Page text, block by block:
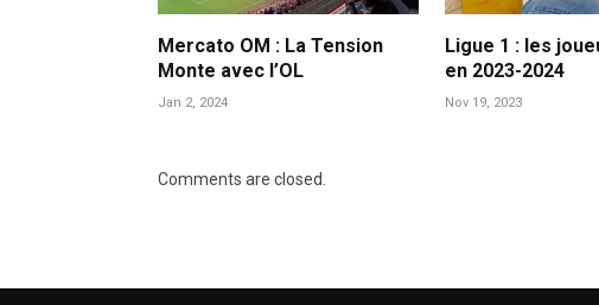
Mercato OM : La Tension
Monte avec l’OL
Jan 2, 2024
Ligue 1 : les
en 2023-2024
Nov 19, 2023
Comments are closed.